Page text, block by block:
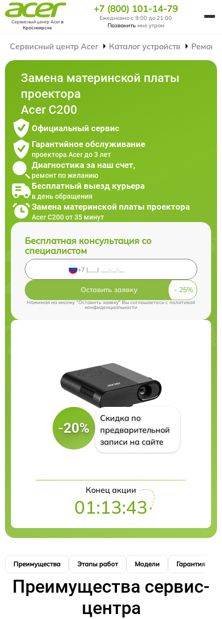
Сервисный центр Acerв
Красноярске
+7 (800) 101-14-79
Ежедневно с 9:00 до 21:00
Позвонить мне утром
Сервисный центр Acer Каталог устройств Ремонт
Замена материнской платы
проектора
Acer C200
Официальный сервис
Гарантийное обслуживание
проектора Acer до 3 лет
Диагностика за наш счет,
ремонт по желанию
Бесплатный выезд курьера
в день обращения
Замена материнской платы проектора
Acer C200 от 35 минут
Бесплатная консультация со
специалистом
Оставить заявку
Нажимая на кнопку "Оставить заявку" Вы соглашаетесь cполитикой
конфиденциальности
-20%
Скидка по
предварительной
записи на сайте
Конец акции
01:13:42
Преимущества Этапы работ Модели Гарантия
Преимущества сервис-
центра